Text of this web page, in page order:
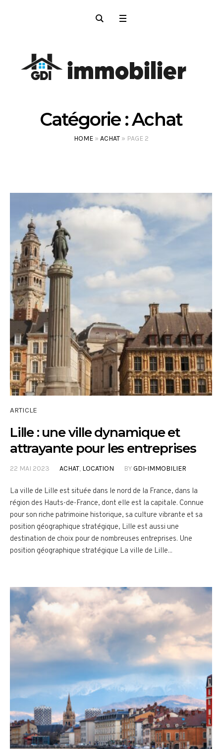
Catégorie :Achat
HOME» ACHAT» PAGE 2
ARTICLE
Lille : une ville dynamique et
attrayante pour les entreprises
22 MAI 2023 ACHAT, LOCATION BYGDI-IMMOBILIER
La ville de Lille est située dans le nord de la France, dans la
région des Hauts-de-France, dont elle est la capitale. Connue
pour son riche patrimoine historique, sa culture vibrante et sa
position géographique stratégique, Lille est aussi une
destination de choix pour de nombreuses entreprises. Une
position géographique stratégique La ville de Lille...